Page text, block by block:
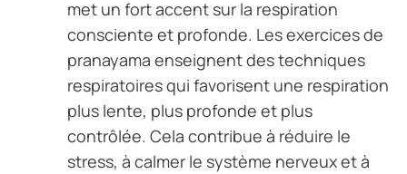
met un fort accent sur la respiration
consciente et profonde. Les exercices de
pranayama enseignent des techniques
respiratoires qui favorisent une respiration
plus lente, plus profonde et plus
contrôlée. Cela contribue à réduire le
stress, à calmer le système nerveux et à